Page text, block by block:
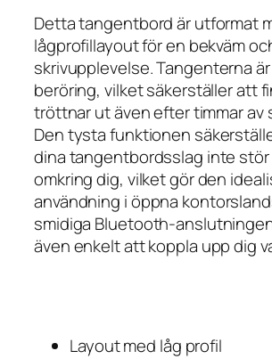
Detta tangentbord är utformat
lågprofillayout för en bekväm
skrivupplevelse. Tangenterna
beröring, vilket säkerställer att
tröttnar ut även efter timmar av
Den tysta funktionen
dina tangentbordsslag inte
omkring dig, vilket gör den
användning i öppna
smidiga Bluetooth-
även enkelt att koppla upp dig
Layout med låg profil